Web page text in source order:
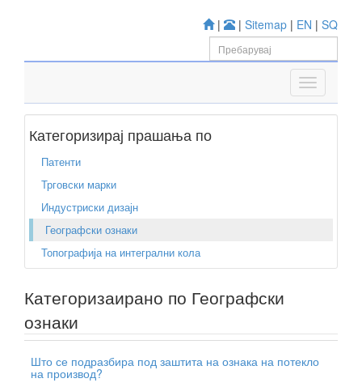
| | Sitemap | EN | SQ
Категоризирај прашања по
Патенти
Трговски марки
Индустриски дизајн
Географски ознаки
Топографија на интегрални кола
Категоризаирано по Географски
ознаки
Што се подразбира под заштита на ознака на потекло
на производ?